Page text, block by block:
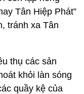
Tân Hiệp Phát”
tránh xa Tân
thụ các sản
khỏi làn sóng
quầy kệ của